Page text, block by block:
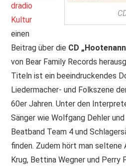
dradio
Kultur
einen
Beitrag über die CD
von Bear Family Records
Titeln ist ein beeindruckendes
Liedermacher- und Folkszene
60er Jahren. Unter den
Sänger wie Wolfgang Dehler
Beatband Team 4 und
finden. Zudem hört man seltene
Krug, Bettina Wegner und Perry